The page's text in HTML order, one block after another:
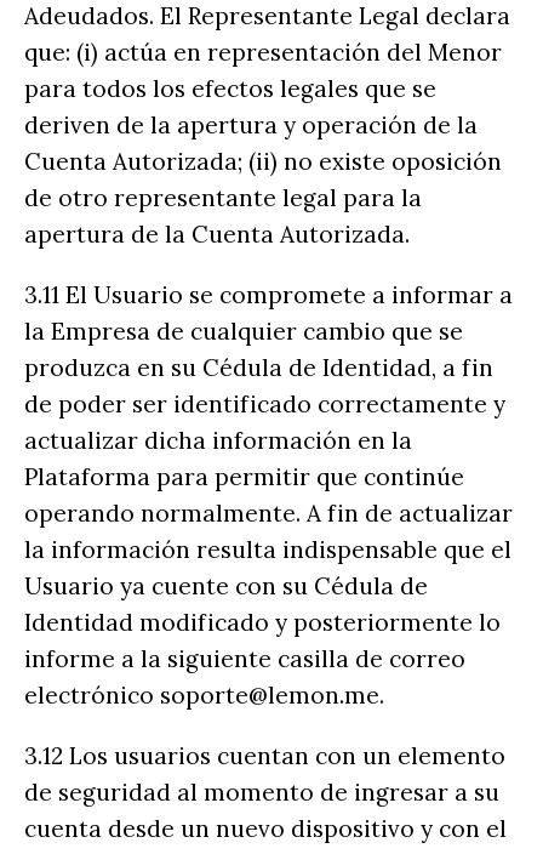
Adeudados. El Representante Legal declara
que: (i) actúa en representación del Menor
para todos los efectos legales que se
deriven de la apertura y operación de la
Cuenta Autorizada; (ii) no existe oposición
de otro representante legal para la
apertura de la Cuenta Autorizada.
3.11 El Usuario se compromete a informar a
la Empresa de cualquier cambio que se
produzca en su Cédula de Identidad, a fin
de poder ser identificado correctamente y
actualizar dicha información en la
Plataforma para permitir que continúe
operando normalmente. A fin de actualizar
la información resulta indispensable que el
Usuario ya cuente con su Cédula de
Identidad modificado y posteriormente lo
informe a la siguiente casilla de correo
electrónico soporte@lemon.me.
3.12 Los usuarios cuentan con un elemento
de seguridad al momento de ingresar a su
cuenta desde un nuevo dispositivo y con el